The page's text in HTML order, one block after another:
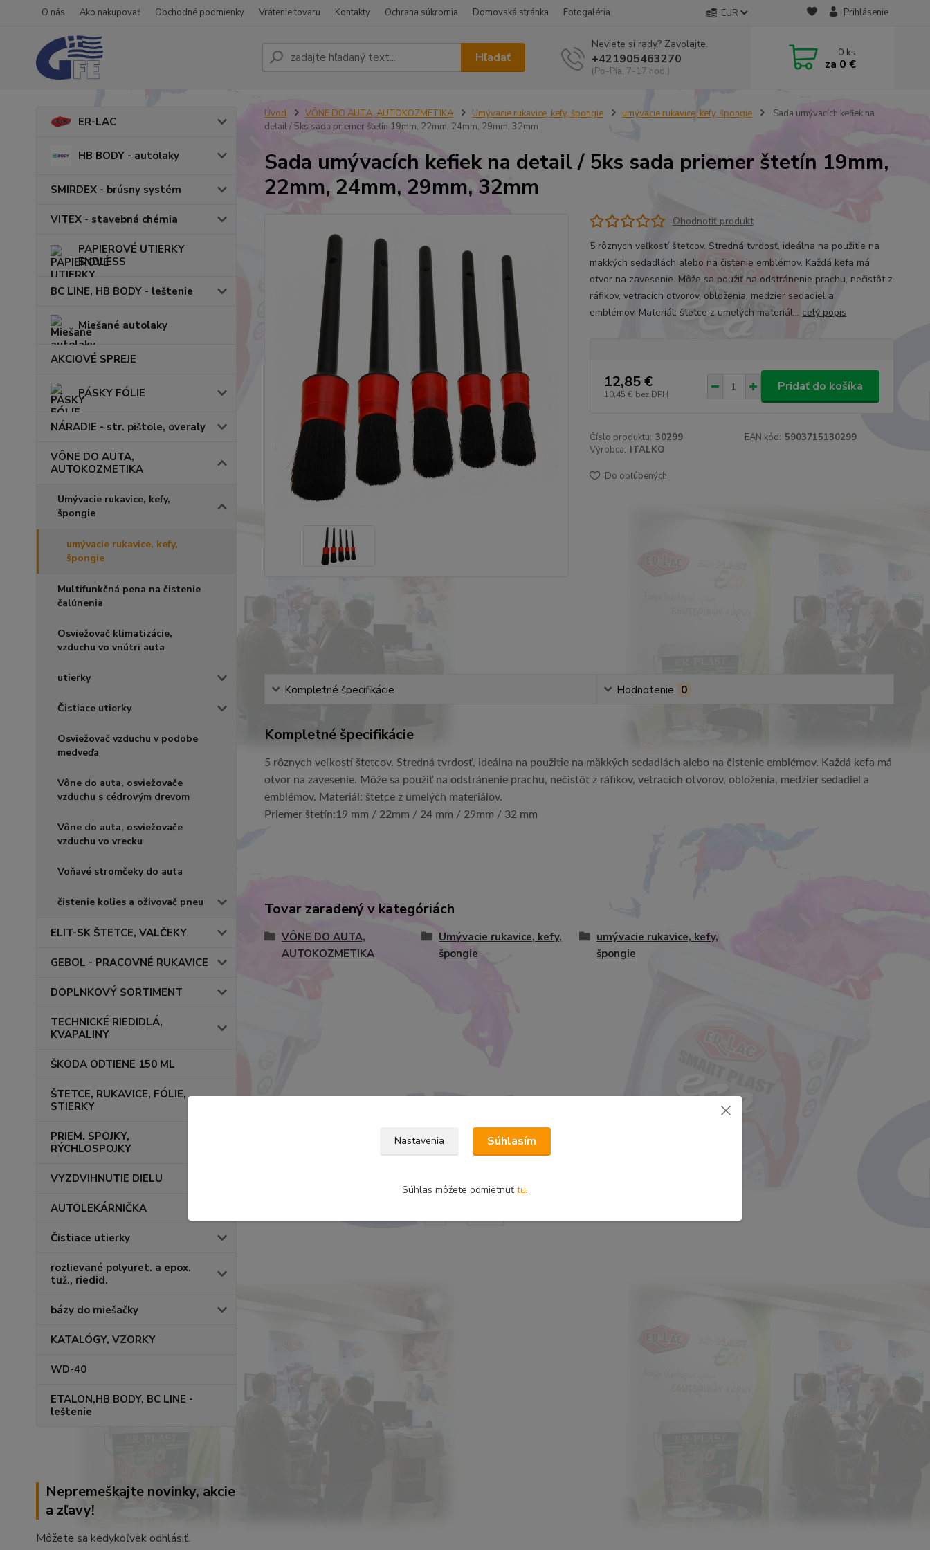
O nás Ako nakupovať Obchodné podmienky Vrátenie tovaru Kontakty Ochrana súkromia Domovská stránka Fotogaléria EUR Prihlásenie
Hľadať
Neviete si rady? Zavolajte.
+421905463270
(Po-Pia, 7-17 hod.)
0 ks
za 0 €
ER-LAC
HB BODY - autolaky
SMIRDEX - brúsny systém
VITEX - stavebná chémia
PAPIEROVÉ UTIERKY
ENDLESS
BC LINE, HB BODY - leštenie
Miešané autolaky
AKCIOVÉ SPREJE
PÁSKY FÓLIE
NÁRADIE - str. pištole, overaly
VÔNE DO AUTA,
AUTOKOZMETIKA
Umývacie rukavice, kefy,
špongie
umývacie rukavice, kefy,
špongie
Multifunkčná pena na čistenie
čalúnenia
Osviežovač klimatizácie,
vzduchu vo vnútri auta
utierky
Čistiace utierky
Osviežovač vzduchu v podobe
medveďa
Vône do auta, osviežovače
vzduchu s cédrovým drevom
Vône do auta, osviežovače
vzduchu vo vrecku
Voňavé stromčeky do auta
čistenie kolies a oživovač pneu
ELIT-SK ŠTETCE, VALČEKY
GEBOL - PRACOVNÉ RUKAVICE
DOPLNKOVÝ SORTIMENT
TECHNICKÉ RIEDIDLÁ,
KVAPALINY
ŠKODA ODTIENE 150 ML
ŠTETCE, RUKAVICE, FÓLIE,
STIERKY
PRIEM. SPOJKY,
RÝCHLOSPOJKY
VYZDVIHNUTIE DIELU
AUTOLEKÁRNIČKA
Čistiace utierky
rozlievané polyuret. a epox.
tuž., riedid.
bázy do miešačky
KATALÓGY, VZORKY
WD-40
ETALON,HB BODY, BC LINE -
leštenie
Nepremeškajte novinky, akcie
a zľavy!
Môžete sa kedykoľvek odhlásiť.
Úvod VÔNE DO AUTA, AUTOKOZMETIKA Umývacie rukavice, kefy, špongie umývacie rukavice, kefy, špongie
Sada umývacích kefiek na
detail / 5ks sada priemer štetín 19mm, 22mm, 24mm, 29mm, 32mm
Sada umývacích kefiek na detail / 5ks sada priemer štetín 19mm,
22mm, 24mm, 29mm, 32mm
Ohodnotiť produkt
5 rôznych veľkostí štetcov. Stredná tvrdosť, ideálna na použitie na
mäkkých sedadlách alebo na čistenie emblémov. Každá kefa má
otvor na zavesenie. Môže sa použiť na odstránenie prachu, nečistôt z
ráfikov, vetracích otvorov, obloženia, medzier sedadiel a
emblémov. Materiál: štetce z umelých materiál... celý popis
12,85 €
10,45 € bez DPH
Pridať do košíka
Číslo produktu: 30299 EAN kód: 5903715130299
Výrobca: ITALKO
Do obľúbených
Kompletné špecifikácie Hodnotenie 0
Kompletné špecifikácie
5 rôznych veľkostí štetcov. Stredná tvrdosť, ideálna na použitie na mäkkých sedadlách alebo na čistenie emblémov. Každá kefa má
otvor na zavesenie. Môže sa použiť na odstránenie prachu, nečistôt z ráfikov, vetracích otvorov, obloženia, medzier sedadiel a
emblémov. Materiál: štetce z umelých materiálov.
Priemer štetín:19 mm / 22mm / 24 mm / 29mm / 32 mm
Tovar zaradený v kategóriách
VÔNE DO AUTA,
AUTOKOZMETIKA
Umývacie rukavice, kefy,
špongie
umývacie rukavice, kefy,
špongie
Nastavenia Súhlasím
Súhlas môžete odmietnuť tu.